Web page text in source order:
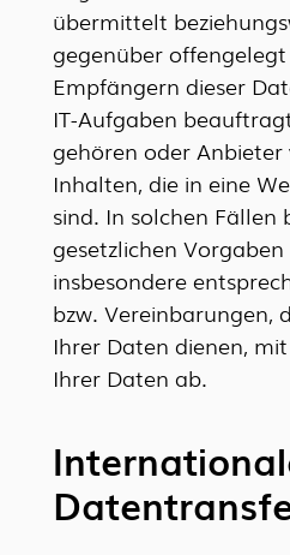
übermittelt
gegenüber
Empfängern dieser
IT-Aufgaben
gehören oder
Inhalten, die in eine
sind. In solchen Fällen
gesetzlichen
insbesondere
bzw. Vereinbarungen,
Ihrer Daten dienen,
Ihrer Daten ab.